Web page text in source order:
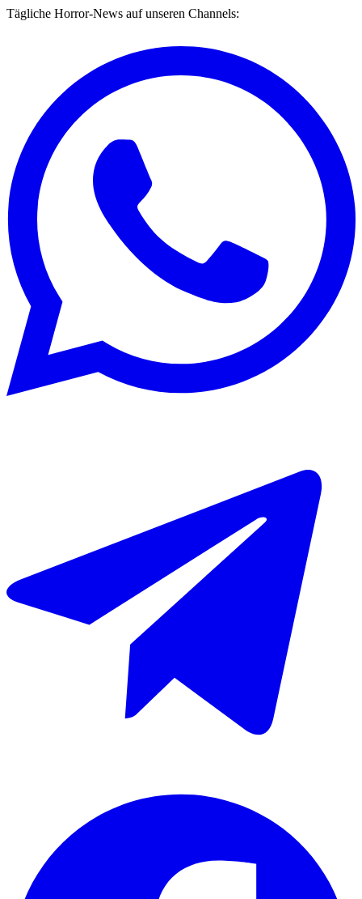
Tägliche Horror-News auf unseren Channels: